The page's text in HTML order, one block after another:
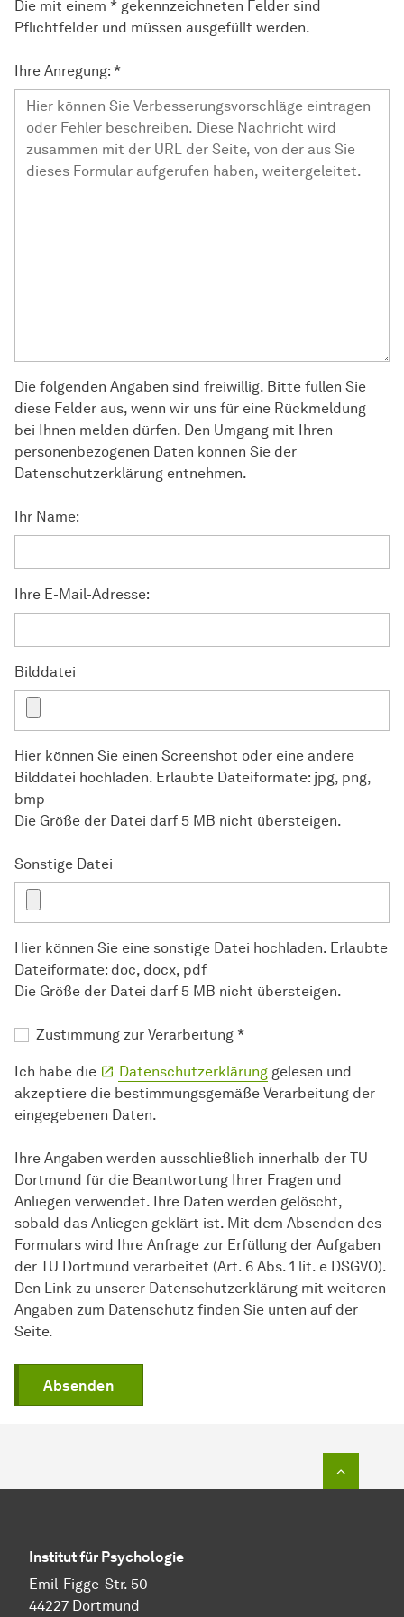
Die mit einem * gekennzeichneten Felder sind
Pflichtfelder und müssen ausgefüllt werden.
Ihre Anregung: *
Die folgenden Angaben sind freiwillig. Bitte füllen Sie
diese Felder aus, wenn wir uns für eine Rückmeldung
bei Ihnen melden dürfen. Den Umgang mit Ihren
personenbezogenen Daten können Sie der
Datenschutzerklärung entnehmen.
Ihr Name:
Ihre E-Mail-Adresse:
Bilddatei
Hier können Sie einen Screenshot oder eine andere
Bilddatei hochladen. Erlaubte Dateiformate: jpg, png,
bmp
Die Größe der Datei darf 5 MB nicht übersteigen.
Sonstige Datei
Hier können Sie eine sonstige Datei hochladen. Erlaubte
Dateiformate: doc, docx, pdf
Die Größe der Datei darf 5 MB nicht übersteigen.
Zustimmung zur Verarbeitung *
Ich habe die Datenschutzerklärung gelesen und
akzeptiere die bestimmungsgemäße Verarbeitung der
eingegebenen Daten.
Ihre Angaben werden ausschließlich innerhalb der TU
Dortmund für die Beantwortung Ihrer Fragen und
Anliegen verwendet. Ihre Daten werden gelöscht,
sobald das Anliegen geklärt ist. Mit dem Absenden des
Formulars wird Ihre Anfrage zur Erfüllung der Aufgaben
der TU Dortmund verarbeitet (Art. 6 Abs. 1 lit. e DSGVO).
Den Link zu unserer Datenschutzerklärung mit weiteren
Angaben zum Datenschutz finden Sie unten auf der
Seite.
Absenden
Institut für Psy­cho­lo­gie
Emil-Figge-Str. 50
44227 Dort­mund